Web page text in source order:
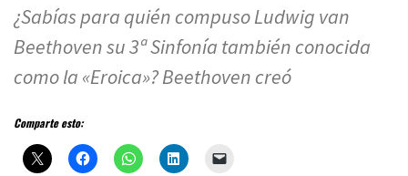
¿Sabías para quién compuso Ludwig van
Beethoven su 3ª Sinfonía también conocida
como la «Eroica»? Beethoven creó
Comparte esto: